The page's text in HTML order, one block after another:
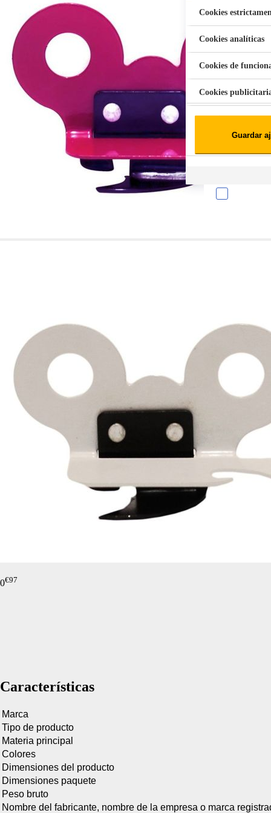
Aspiradora Quitamanchas 450W
0€97
Características
Marca
Tipo de producto
Materia principal
Colores
Dimensiones del producto
Dimensiones paquete
Peso bruto
Nombre del fabricante, nombre de la empresa o marca
Cookies
Cookies analíticas
Cookies de
Cookies
las cookies que se
los servicios que
Cookies
Estas cookies son
cookies
administrar tu
presentación del
existencia de
información de
Información de las
Nuestros partners
crear un perfil de
publicidad estará
Información de
Guardar